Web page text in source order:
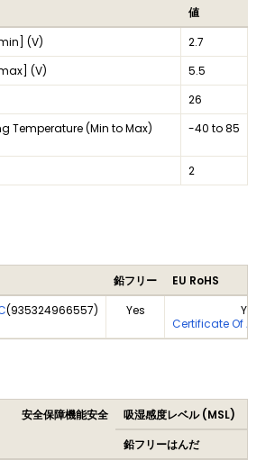
値
(V)
2.7
(V)
5.5
26
Temperature (Min to Max)
-40 to 85
2
鉛フリー
EU RoHS
(935324966557) Yes
Yes
Certificate Of
安全保障機能安全 吸湿感度レベル (MSL)
鉛フリーはんだ